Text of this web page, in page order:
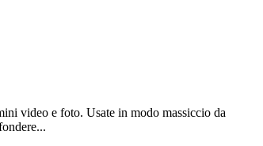
video e foto. Usate in modo massiccio da